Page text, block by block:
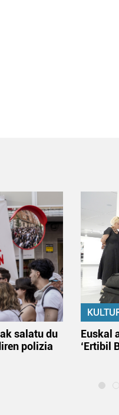
salatu du
polizia
Euskal
‘Ertibil